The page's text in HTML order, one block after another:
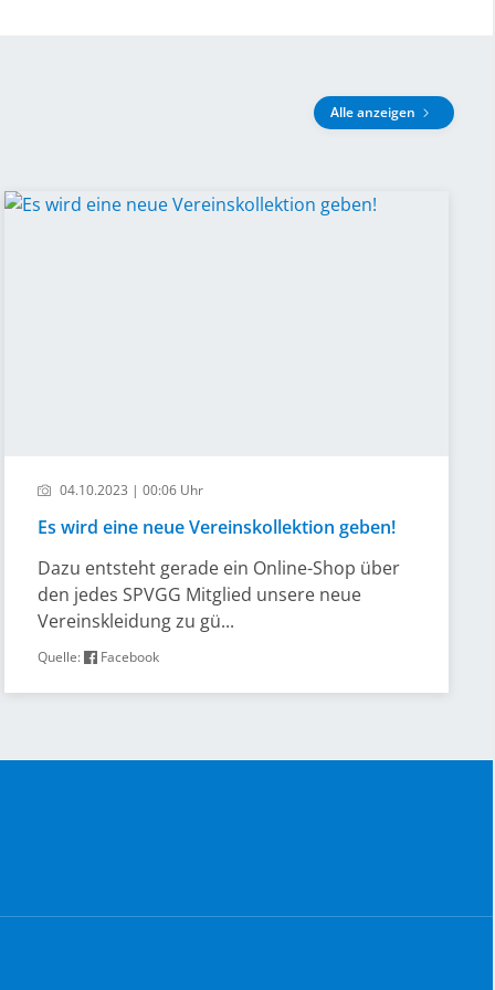
Alle anzeigen
04.10.2023 | 00:06 Uhr
Es wird eine neue Vereinskollektion geben!
Dazu entsteht gerade ein Online-Shop über
den jedes SPVGG Mitglied unsere neue
Vereinskleidung zu gü...
Quelle: Facebook